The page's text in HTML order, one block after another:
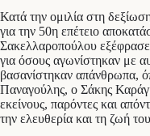
Κατά την ομιλία στη
για την 50η επέτειο
Σακελλαροπούλου
για όσους αγωνίστηκαν με
βασανίστηκαν απάνθρωπα,
Παναγούλης, ο Σάκης
εκείνους, παρόντες και
την ελευθερία και τη ζωή